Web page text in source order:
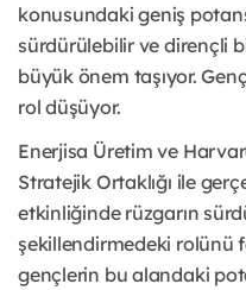
konusundaki geniş
sürdürülebilir ve dirençli
büyük önem taşıyor.
rol düşüyor.
Enerjisa Üretim ve
Stratejik Ortaklığı ile
etkinliğinde rüzgarın
şekillendirmedeki rolünü
gençlerin bu alandaki